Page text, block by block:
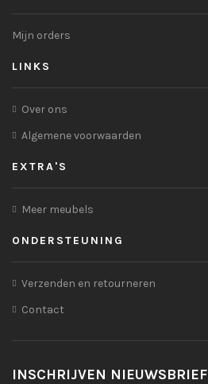
Mijn orders
LINKS
Over ons
Algemene voorwaarden
EXTRA'S
Meer meubels
ONDERSTEUNING
Verzenden en retourneren
Contact
INSCHRIJVEN NIEUWSBRIEF